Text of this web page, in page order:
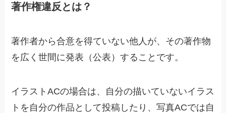
著作権違反とは？
著作者から合意を得ていない他人が、その著作物
を広く世間に発表（公表）することです。
イラストACの場合は、自分の描いていないイラス
トを自分の作品として投稿したり、写真ACでは自